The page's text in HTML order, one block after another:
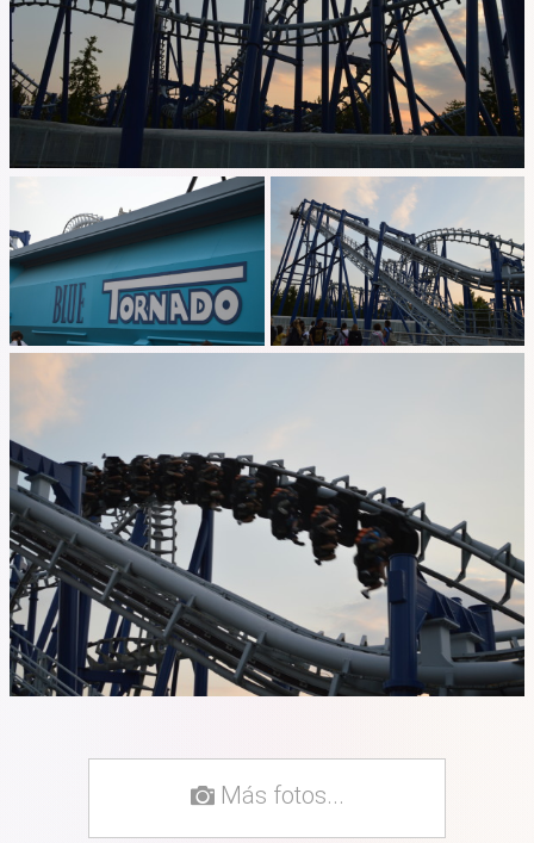
Más fotos...